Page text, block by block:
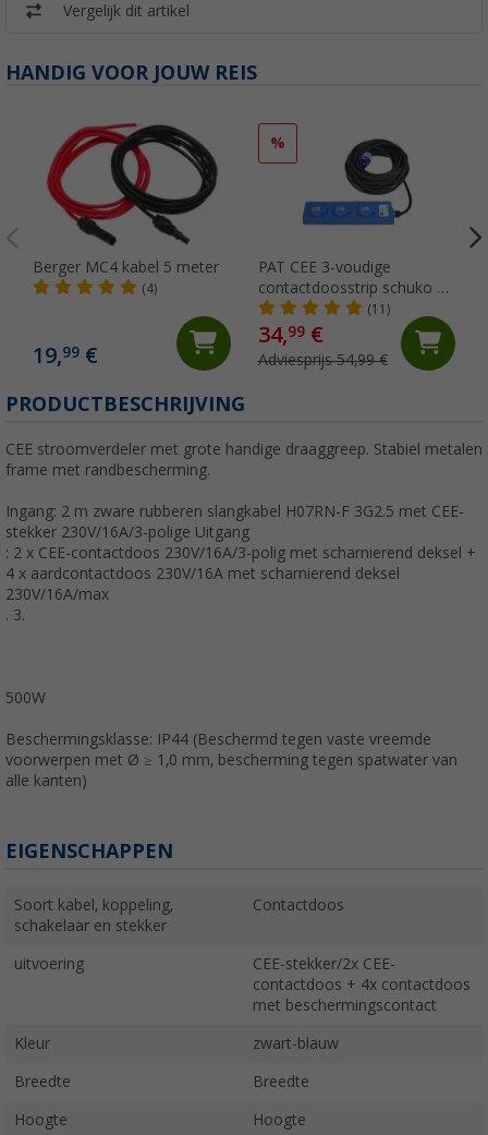
Vergelijk dit artikel
HANDIG VOOR JOUW REIS
Berger MC4 kabel 5 meter
(4)
19,99 €
%
PAT CEE 3-voudige
contactdoosstrip schuko 10
meter
(11)
34,99€
Adviesprijs 54,99 €
PRODUCTBESCHRIJVING
CEE stroomverdeler met grote handige draaggreep. Stabiel metalen
frame met randbescherming.
Ingang: 2 m zware rubberen slangkabel H07RN-F 3G2.5 met CEE-
stekker 230V/16A/3-polige Uitgang
: 2 x CEE-contactdoos 230V/16A/3-polig met scharnierend deksel +
4 x aardcontactdoos 230V/16A met scharnierend deksel
230V/16A/max
. 3.
500W
Beschermingsklasse: IP44 (Beschermd tegen vaste vreemde
voorwerpen met Ø ≥ 1,0 mm, bescherming tegen spatwater van
alle kanten)
EIGENSCHAPPEN
Soort kabel, koppeling,
schakelaar en stekker
Contactdoos
uitvoering
CEE-stekker/2x CEE-
contactdoos + 4x contactdoos
met beschermingscontact
Kleur zwart-blauw
Breedte Breedte
Hoogte Hoogte